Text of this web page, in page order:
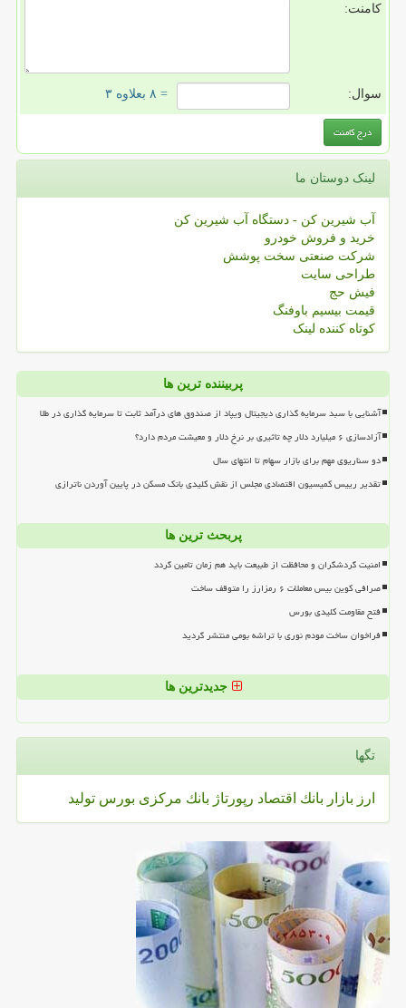
کامنت:
سوال: = ۸ بعلاوه ۳
لینک دوستان ما
آب شیرین کن - دستگاه آب شیرین کن
خرید و فروش خودرو
شرکت صنعتی سخت پوشش
طراحی سایت
فیش حج
قیمت بیسیم باوفنگ
کوتاه کننده لینک
پربیننده ترین ها
آشنایی با سبد سرمایه گذاری دیجیتال ویپاد از صندوق های درآمد ثابت تا سرمایه گذاری در طلا
آزادسازی ۶ میلیارد دلار چه تاثیری بر نرخ دلار و معیشت مردم دارد؟
دو سناریوی مهم برای بازار سهام تا انتهای سال
تقدیر رییس کمیسیون اقتصادی مجلس از نقش کلیدی بانک مسکن در پایین آوردن ناترازی
پربحث ترین ها
امنیت گردشگران و محافظت از طبیعت باید هم زمان تامین گردد
صرافی کوین بیس معاملات ۶ رمزارز را متوقف ساخت
فتح مقاومت کلیدی بورس
فراخوان ساخت مودم نوری با تراشه بومی منتشر گردید
جدیدترین ها
تگها
ارز بازار بانك اقتصاد رپورتاژ بانك مركزی بورس تولید